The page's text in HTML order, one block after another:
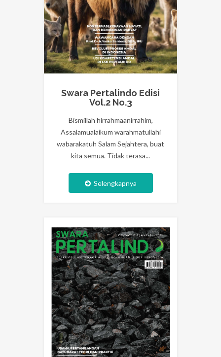
Swara Pertalindo Edisi
Vol.2 No.3
Bismillah hirrahmaanirrahim,
Assalamualaikum warahmatullahi
wabarakatuh Salam Sejahtera, buat
kita semua. Tidak terasa...
Selengkapnya